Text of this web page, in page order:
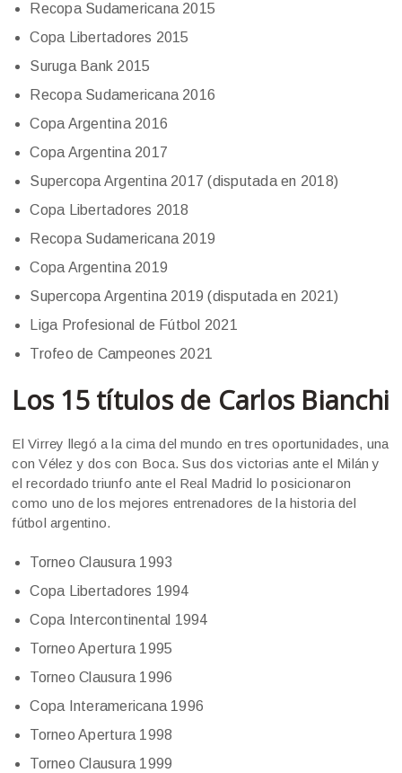
Recopa Sudamericana 2015
Copa Libertadores 2015
Suruga Bank 2015
Recopa Sudamericana 2016
Copa Argentina 2016
Copa Argentina 2017
Supercopa Argentina 2017 (disputada en 2018)
Copa Libertadores 2018
Recopa Sudamericana 2019
Copa Argentina 2019
Supercopa Argentina 2019 (disputada en 2021)
Liga Profesional de Fútbol 2021
Trofeo de Campeones 2021
Los 15 títulos de Carlos Bianchi
El Virrey llegó a la cima del mundo en tres oportunidades, una
con Vélez y dos con Boca. Sus dos victorias ante el Milán y
el recordado triunfo ante el Real Madrid lo posicionaron
como uno de los mejores entrenadores de la historia del
fútbol argentino.
Torneo Clausura 1993
Copa Libertadores 1994
Copa Intercontinental 1994
Torneo Apertura 1995
Torneo Clausura 1996
Copa Interamericana 1996
Torneo Apertura 1998
Torneo Clausura 1999